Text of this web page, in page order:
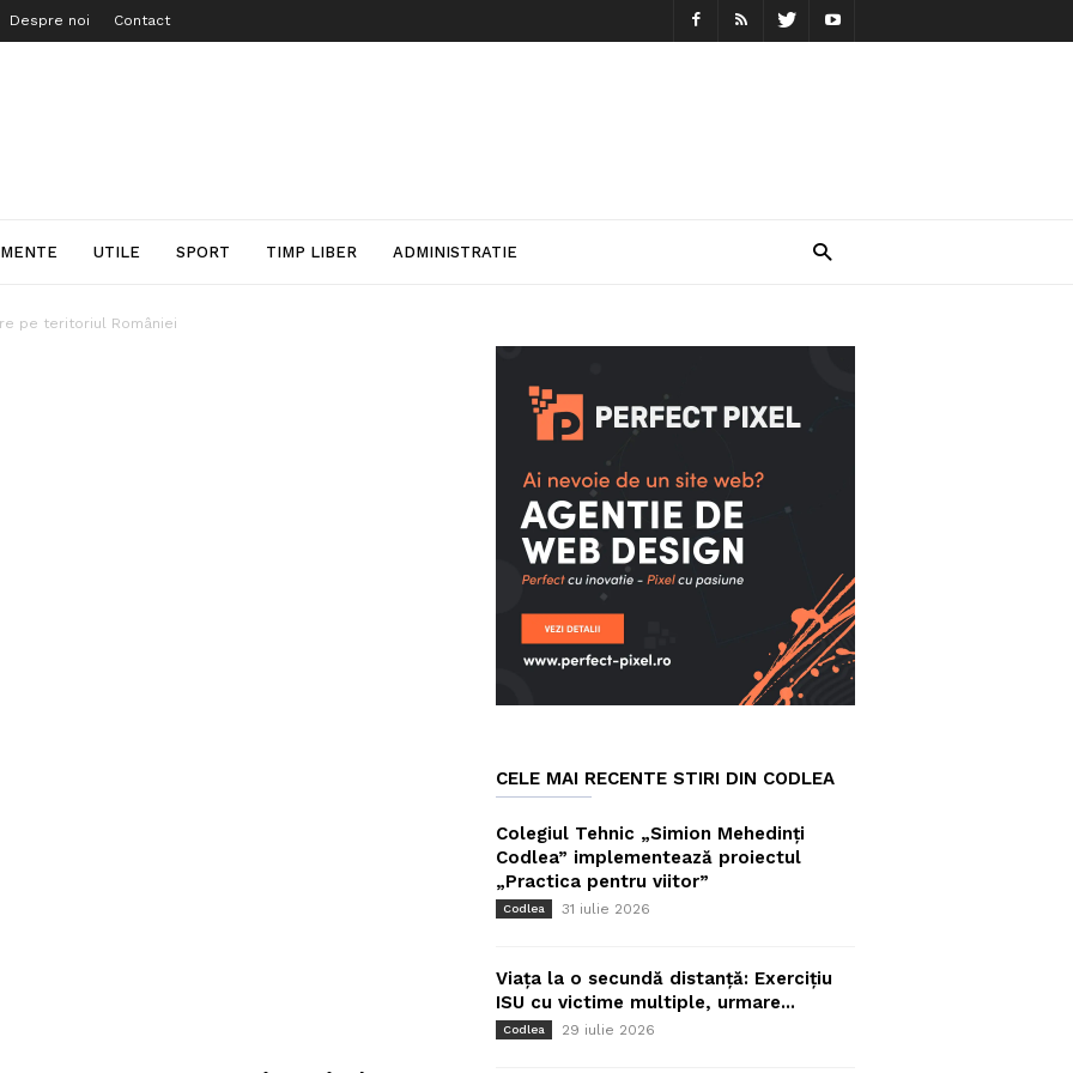
Despre noi Contact
UTILE SPORT TIMP LIBER ADMINISTRATIE
pe teritoriul României
CELE MAI RECENTE STIRI DIN CODLEA
Colegiul Tehnic „Simion Mehedinți
Codlea” implementează proiectul
„Practica pentru viitor”
Codlea 31 iulie 2026
Viața la o secundă distanță: Exercițiu
ISU cu victime multiple, urmare...
Codlea 29 iulie 2026